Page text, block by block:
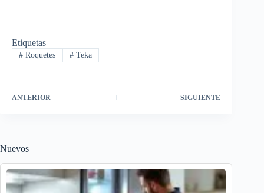
Etiquetas
#Roquetes #Teka
ANTERIOR SIGUIENTE
Nuevos